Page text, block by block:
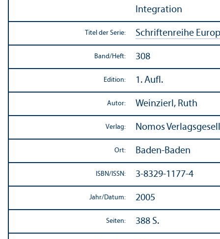
Integration
Titel der Serie: Schriftenreihe
Band/Heft: 308
Edition: 1. Aufl.
Autor: Weinzierl, Ruth
Verlag: Nomos
Ort: Baden-Baden
ISBN/ ISSN: 3-8329-1177-4
Jahr/Datum: 2005
Seiten: 388 S.